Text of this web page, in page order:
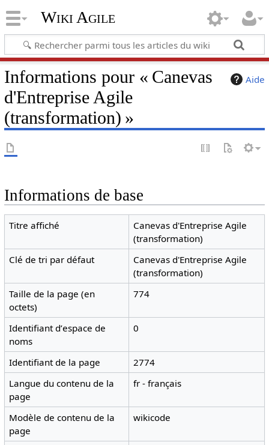
Wiki Agile
Aide
Informations pour « Canevas
d'Entreprise Agile
(transformation) »
Informations de base
Titre affiché
Canevas d'Entreprise Agile
(transformation)
Clé de tri par défaut
Canevas d'Entreprise Agile
(transformation)
Taille de la page (en
octets)
774
Identifiant dʼespace de
noms
0
Identifiant de la page
2774
Langue du contenu de la
page
fr - français
Modèle de contenu de la
page
wikicode